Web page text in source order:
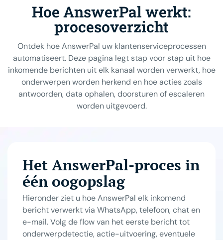
Hoe AnswerPal werkt:
procesoverzicht
Ontdek hoe AnswerPal uw klantenserviceprocessen
automatiseert. Deze pagina legt stap voor stap uit hoe
inkomende berichten uit elk kanaal worden verwerkt, hoe
onderwerpen worden herkend en hoe acties zoals
antwoorden, data ophalen, doorsturen of escaleren
worden uitgevoerd.
Het AnswerPal-proces in
één oogopslag
Hieronder ziet u hoe AnswerPal elk inkomend
bericht verwerkt via WhatsApp, telefoon, chat en
e-mail. Volg de flow van het eerste bericht tot
onderwerpdetectie, actie-uitvoering, eventuele